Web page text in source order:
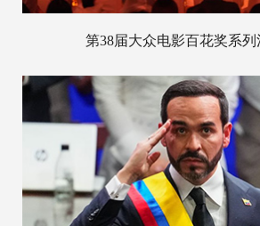
第38届大众电影百花奖系列